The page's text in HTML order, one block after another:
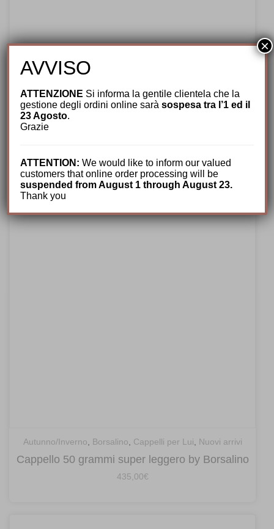
Borsalino,Cappelli per Lui,Estivi Uomo,Nuovi arrivi,Paglia
Cappello Raffia Crochet Argentina by
Autunno/Inverno, Borsalino, Cappelli per Lui, Nuovi arrivi
Cappello 50 grammi super leggero by Borsalino
435,00€
AVVISO
ATTENZIONE Si informa la gentile clientela che la
gestione degli ordini online saràsospesa tra l’1 ed il
23 Agosto.
Grazie
ATTENTION: We would like to inform our valued
customers that online order processing will be
suspended from August 1 through August 23.
Thank you
×